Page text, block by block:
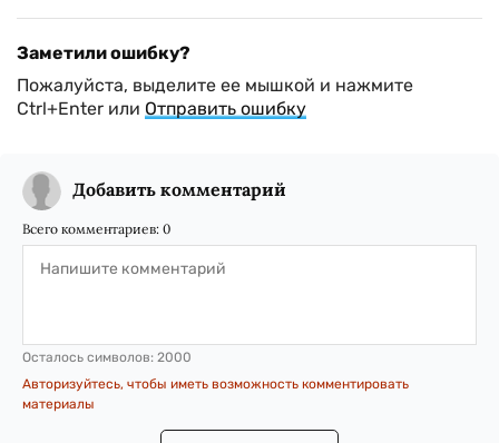
Заметили ошибку?
Пожалуйста, выделите ее мышкой и нажмите
Ctrl+Enter или Отправить ошибку
Добавить комментарий
Всего комментариев: 0
Осталось символов: 2000
Авторизуйтесь, чтобы иметь возможность комментировать
материалы